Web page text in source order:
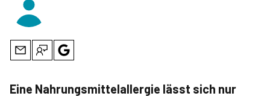
Eine Nahrungsmittelallergie lässt sich nur